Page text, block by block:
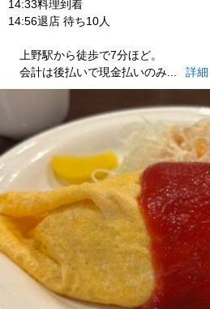
14:33料理到着
14:56退店 待ち10人
上野駅から徒歩で7分ほど。
会計は後払いで現金払いのみ...
詳